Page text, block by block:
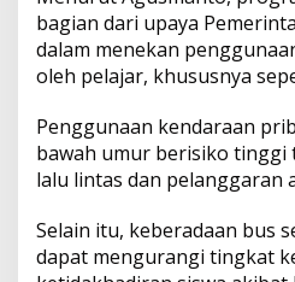
bagian dari upaya
dalam menekan
oleh pelajar, khususnya
Penggunaan kendaraan
bawah umur berisiko tinggi
lalu lintas dan pelanggaran
Selain itu, keberadaan bus
dapat mengurangi tingkat